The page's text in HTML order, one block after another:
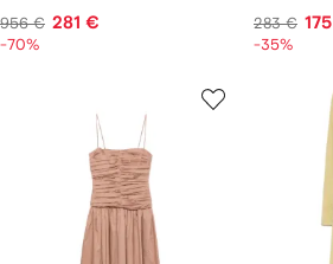
956 € 281 €
-70%
283 €
-35%